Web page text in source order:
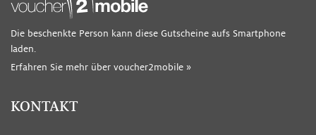
Die beschenkte Person kann diese Gutscheine aufs Smartphone
laden.
Erfahren Sie mehr über voucher2mobile »
KONTAKT